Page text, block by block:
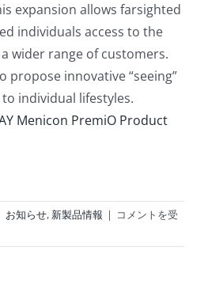
expansion allows farsighted
individuals access to the
wider range of customers.
propose innovative “seeing”
individual lifestyles.
Menicon PremiO Product
お知らせ, 新製品情報 | メ
コ
コメントを受